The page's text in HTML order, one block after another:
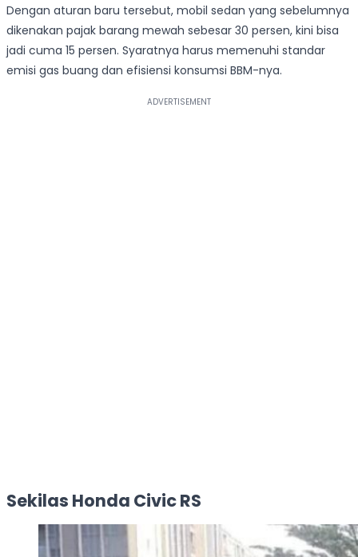
Dengan aturan baru tersebut, mobil sedan yang sebelumnya
dikenakan pajak barang mewah sebesar 30 persen, kini bisa
jadi cuma 15 persen. Syaratnya harus memenuhi standar
emisi gas buang dan efisiensi konsumsi BBM-nya.
Sekilas Honda Civic RS